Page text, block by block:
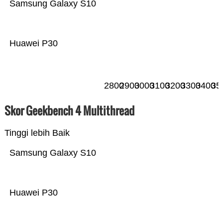
Huawei P30
Samsung Galaxy S10
2800290030003100320033003400
Skor Geekbench 4 Multithread
Tinggi lebih Baik
Huawei P30
Samsung Galaxy S10